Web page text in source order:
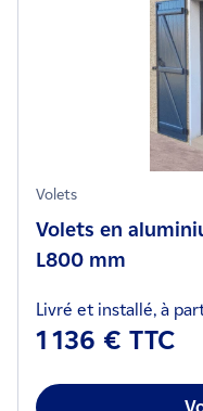
Volets
Volets en
L800 mm
Livré et installé, à
1 136 € TTC